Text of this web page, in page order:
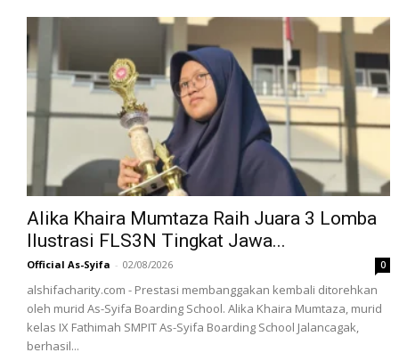
Alika Khaira Mumtaza Raih Juara 3 Lomba
Ilustrasi FLS3N Tingkat Jawa...
Official As-Syifa - 02/08/2026 0
alshifacharity.com - Prestasi membanggakan kembali ditorehkan
oleh murid As-Syifa Boarding School. Alika Khaira Mumtaza, murid
kelas IX Fathimah SMPIT As-Syifa Boarding School Jalancagak,
berhasil...